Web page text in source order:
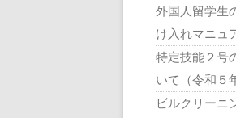
外国人留学生
け入れマニュ
特定技能２号
いて（令和５
ビルクリーニ